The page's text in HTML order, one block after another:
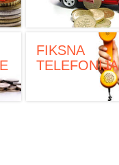
FIKSNA
TELEFONIJA